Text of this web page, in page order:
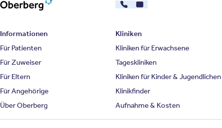
030 - 26478607
Kontakt
Informationen
Für Patienten
Für Zuweiser
Für Eltern
Für Angehörige
Über Oberberg
Kliniken
Kliniken für Erwachsene
Tageskliniken
Kliniken für Kinder & Jugendlichen
Klinikfinder
Aufnahme & Kosten